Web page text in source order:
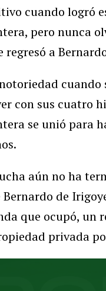
cuando logró
pero nunca
regresó a
cuando
con sus cuatro
se unió para
aún no ha
de
que ocupó, un
privada